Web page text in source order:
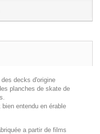
decks d'origine
planches de skate de
entendu en érable
a partir de films